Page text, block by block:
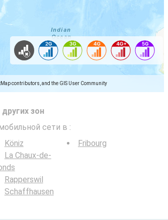
contributors, and the GIS User Community
зон
сети в :
Köniz
La Chaux-de-
Rapperswil
Schaffhausen
Fribourg